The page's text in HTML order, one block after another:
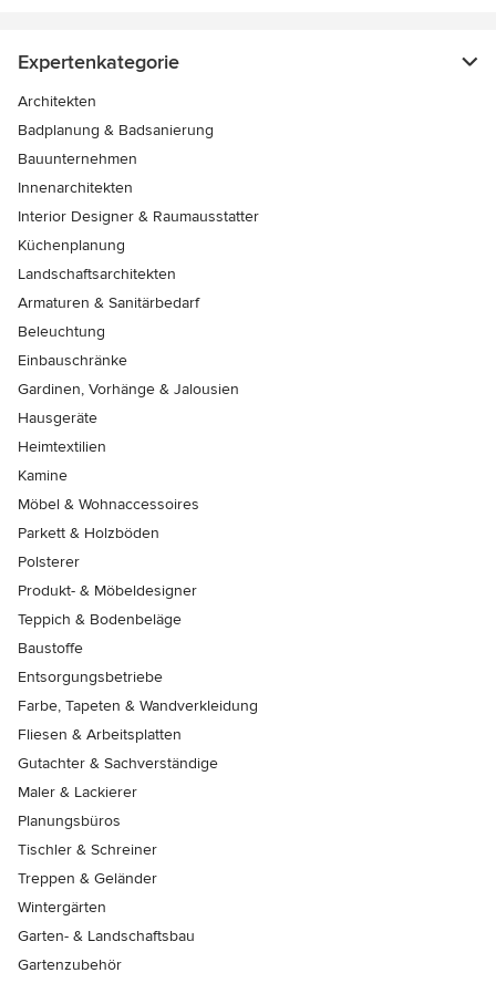
Expertenkategorie
Architekten
Badplanung & Badsanierung
Bauunternehmen
Innenarchitekten
Interior Designer & Raumausstatter
Küchenplanung
Landschaftsarchitekten
Armaturen & Sanitärbedarf
Beleuchtung
Einbauschränke
Gardinen, Vorhänge & Jalousien
Hausgeräte
Heimtextilien
Kamine
Möbel & Wohnaccessoires
Parkett & Holzböden
Polsterer
Produkt- & Möbeldesigner
Teppich & Bodenbeläge
Baustoffe
Entsorgungsbetriebe
Farbe, Tapeten & Wandverkleidung
Fliesen & Arbeitsplatten
Gutachter & Sachverständige
Maler & Lackierer
Planungsbüros
Tischler & Schreiner
Treppen & Geländer
Wintergärten
Garten- & Landschaftsbau
Gartenzubehör